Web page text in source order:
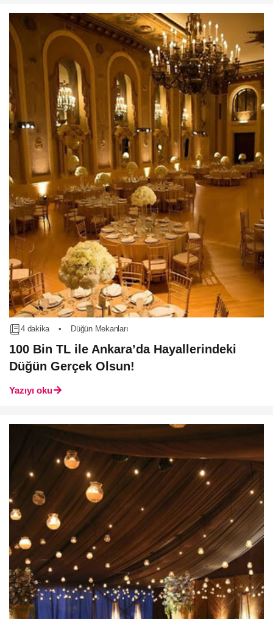
4 dakika • Düğün Mekanları
100 Bin TL ile Ankara’da Hayallerindeki
Düğün Gerçek Olsun!
Yazıyı oku